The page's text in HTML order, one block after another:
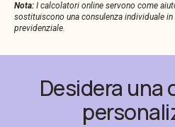
Nota: I calcolatori online servono come
sostituiscono una consulenza individuale in
previdenziale.
Desidera una